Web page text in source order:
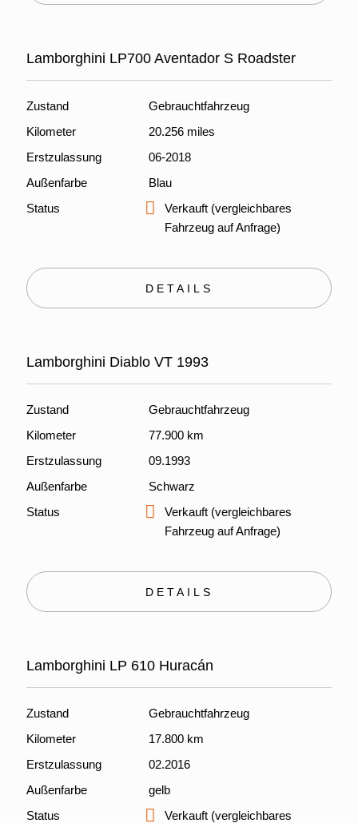
Lamborghini LP700 Aventador S Roadster
Zustand
Gebrauchtfahrzeug
Kilometer
20.256 miles
Erstzulassung
06-2018
Außenfarbe
Blau
Status
Verkauft (vergleichbares
Fahrzeug auf Anfrage)
DETAILS
Lamborghini Diablo VT 1993
Zustand
Gebrauchtfahrzeug
Kilometer
77.900 km
Erstzulassung
09.1993
Außenfarbe
Schwarz
Status
Verkauft (vergleichbares
Fahrzeug auf Anfrage)
DETAILS
Lamborghini LP 610 Huracán
Zustand
Gebrauchtfahrzeug
Kilometer
17.800 km
Erstzulassung
02.2016
Außenfarbe
gelb
Status
Verkauft (vergleichbares